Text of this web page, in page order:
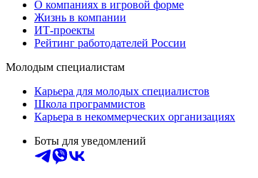
О компаниях в игровой форме
Жизнь в компании
ИТ-проекты
Рейтинг работодателей России
Молодым специалистам
Карьера для молодых специалистов
Школа программистов
Карьера в некоммерческих организациях
Боты для уведомлений